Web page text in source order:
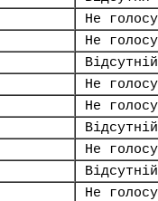
Не
Не
Відсутній
Не
Не
Відсутній
Не
Відсутній
Не